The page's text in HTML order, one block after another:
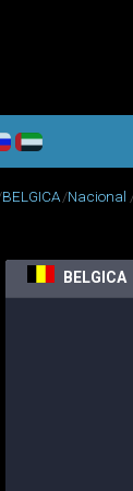
BELGICA Nacional
BELGICA